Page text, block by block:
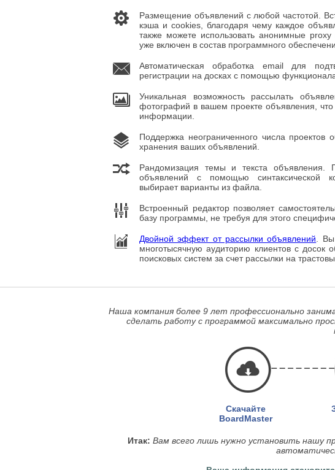
Размещение объявлений с любой частотой.
кэша и cookies, благодаря чему каждое
также можете использовать анонимные
уже включен в состав программного
Автоматическая обработка email для
регистрации на досках с помощью
Уникальная возможность рассылать
фотографий в вашем проекте объявления,
информации.
Поддержка неограниченного числа
хранения ваших объявлений.
Рандомизация темы и текста объявления.
объявлений с помощью синтаксической
выбирает варианты из файла.
Встроенный редактор позволяет
базу программы, не требуя для этого
Двойной эффект от рассылки объявлений .
многотысячную аудиторию клиентов c
поисковых систем за счет рассылки на
Наша компания более 9 лет профессионально
сделать работу с программой максимально
Скачайте
BoardMaster
Итак: Вам всего лишь нужно установить нашу